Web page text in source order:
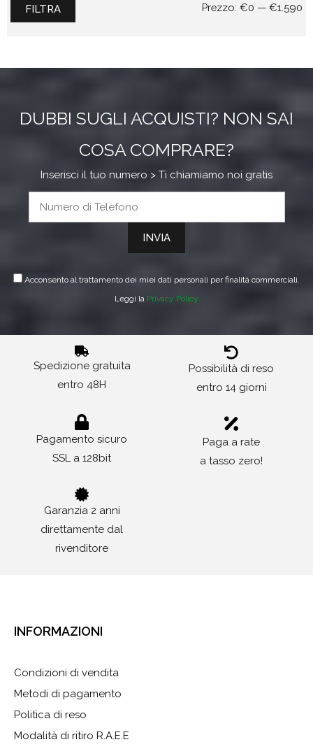
FILTRA Prezzo: €0 — €1.590
DUBBI SUGLI ACQUISTI? NON SAI
COSA COMPRARE?
Inserisci il tuo numero > Ti chiamiamo noi gratis
Acconsento al trattamento dei miei dati personali per finalità commerciali.
Leggi la Privacy Policy
Spedizione gratuita
entro 48H
Possibilità di reso
entro 14 giorni
Pagamento sicuro
SSL a 128bit
Paga a rate
a tasso zero!
Garanzia 2 anni
direttamente dal
rivenditore
INFORMAZIONI
Condizioni di vendita
Metodi di pagamento
Politica di reso
Modalità di ritiro R.A.E.E